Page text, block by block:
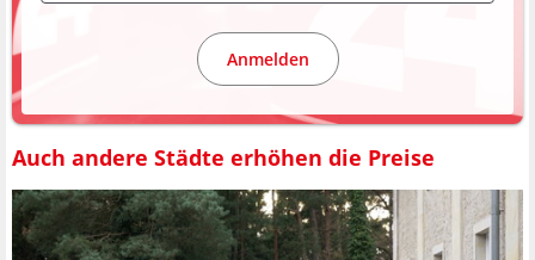
Anmelden
Auch andere Städte erhöhen die Preise